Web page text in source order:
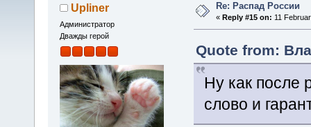
Upliner
Администратор
Дважды герой
Re: Распад России
«Reply #15 on: 11
Quote from:
Ну как после
слово и